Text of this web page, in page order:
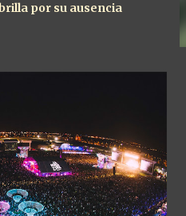
por su ausencia